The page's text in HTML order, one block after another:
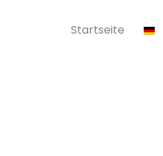
Startseite